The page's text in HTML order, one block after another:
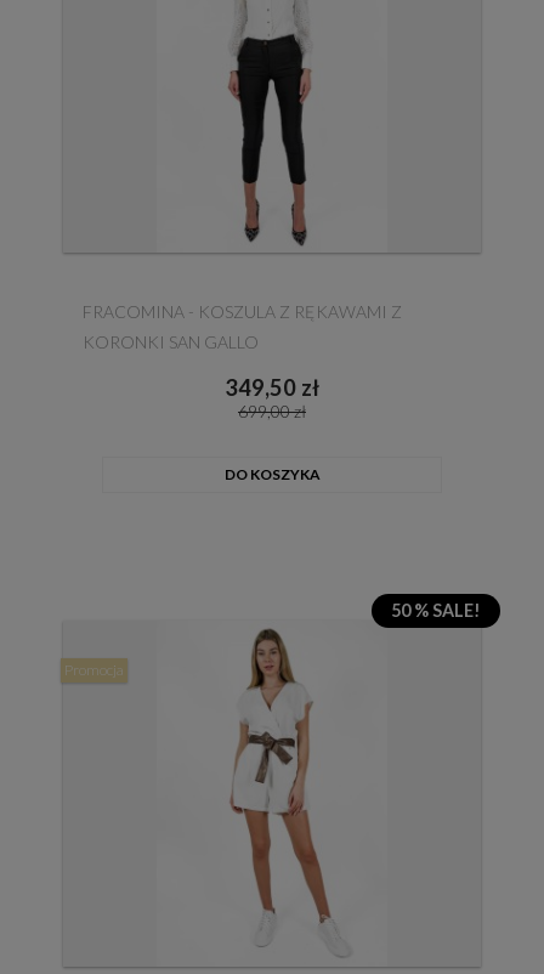
FRACOMINA - KOSZULA Z RĘKAWAMI Z
KORONKI SAN GALLO
349,50 zł
699,00 zł
DO KOSZYKA
50 % SALE!
Promocja